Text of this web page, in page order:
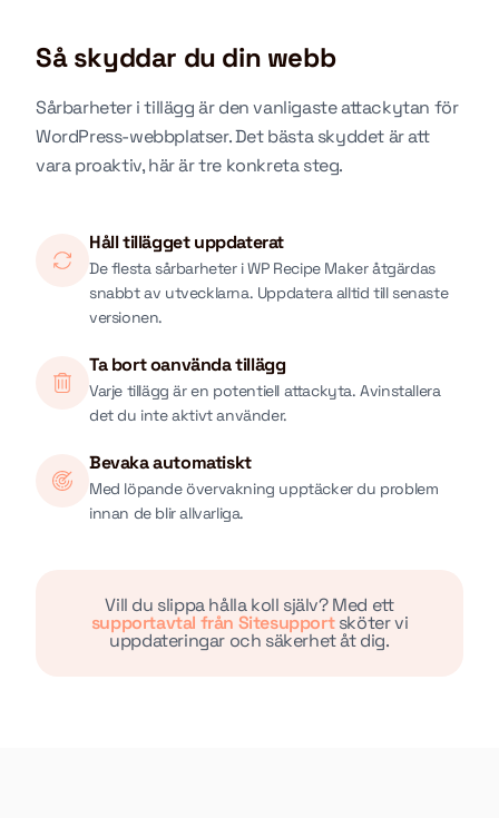
Så skyddar du din webb
Sårbarheter i tillägg är den vanligaste attackytan för
WordPress-webbplatser. Det bästa skyddet är att
vara proaktiv, här är tre konkreta steg.
Håll tillägget uppdaterat
De flesta sårbarheter i WP Recipe Maker åtgärdas
snabbt av utvecklarna. Uppdatera alltid till senaste
versionen.
Ta bort oanvända tillägg
Varje tillägg är en potentiell attackyta. Avinstallera
det du inte aktivt använder.
Bevaka automatiskt
Med löpande övervakning upptäcker du problem
innan de blir allvarliga.
Vill du slippa hålla koll själv? Med ett
supportavtal från Sitesupportsköter vi
uppdateringar och säkerhet åt dig.